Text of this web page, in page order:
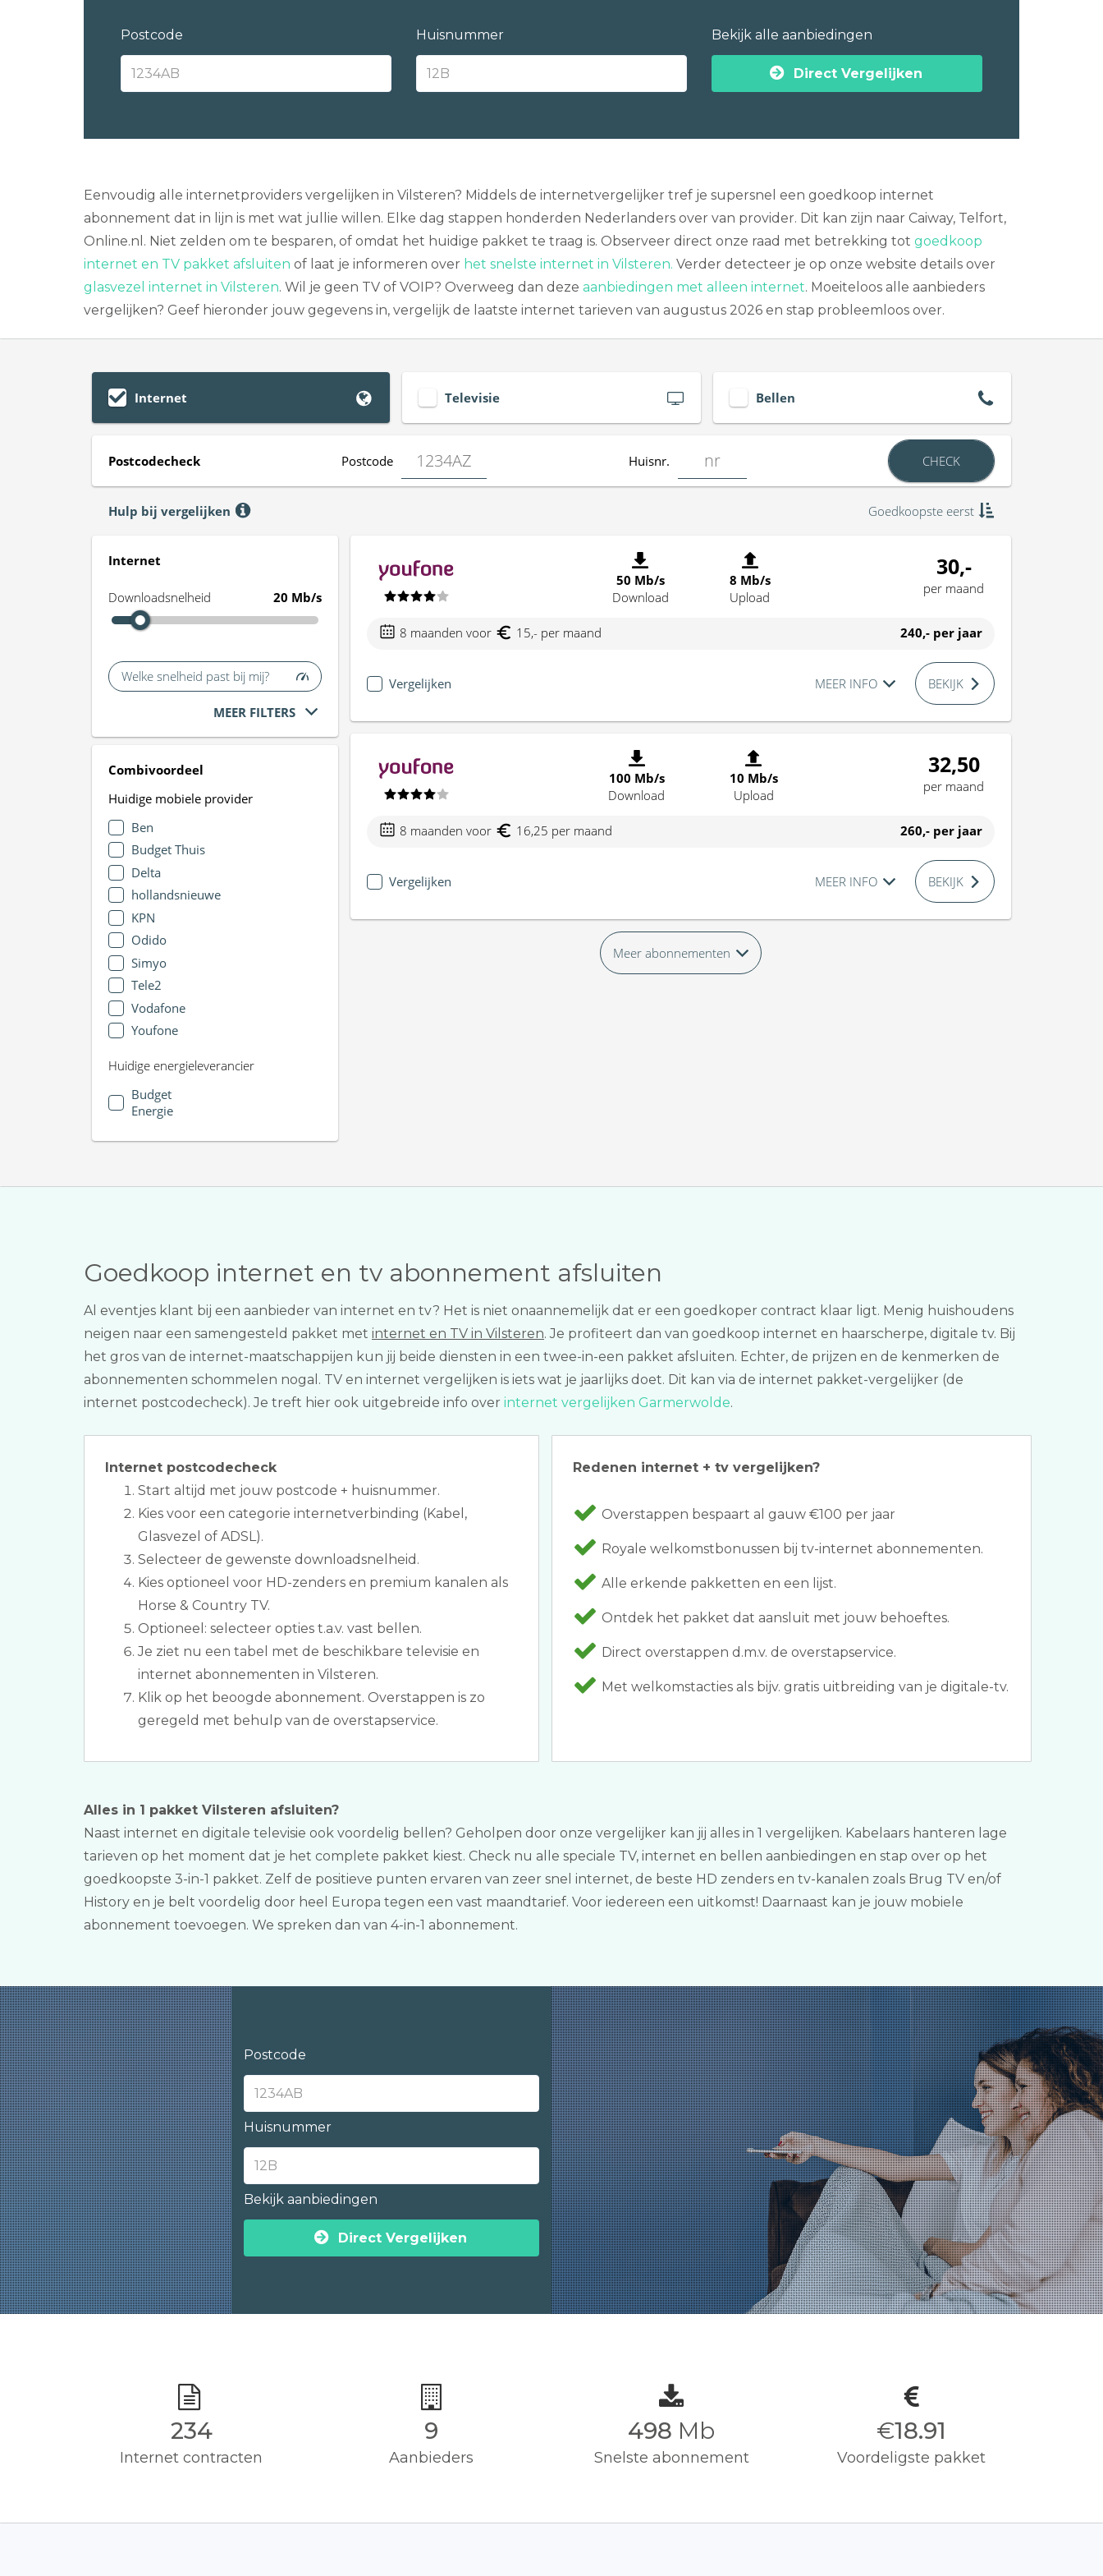
Postcode Huisnummer Bekijk alle aanbiedingen
Direct Vergelijken
Eenvoudig alle internetproviders vergelijken in Vilsteren? Middels de internetvergelijker tref je supersnel een goedkoop internet
abonnement dat in lijn is met wat jullie willen. Elke dag stappen honderden Nederlanders over van provider. Dit kan zijn naar Caiway, Telfort,
Online.nl. Niet zelden om te besparen, of omdat het huidige pakket te traag is. Observeer direct onze raad met betrekking tot goedkoop
internet en TV pakket afsluiten of laat je informeren over het snelste internet in Vilsteren. Verder detecteer je op onze website details over
glasvezel internet in Vilsteren. Wil je geen TV of VOIP? Overweeg dan deze aanbiedingen met alleen internet. Moeiteloos alle aanbieders
vergelijken? Geef hieronder jouw gegevens in, vergelijk de laatste internet tarieven van augustus 2026 en stap probleemloos over.
Internet Televisie Bellen
Postcodecheck Postcode Huisnr. CHECK
Hulp bij vergelijken Goedkoopste eerst
Internet
Downloadsnelheid 20 Mb/s
Welke snelheid past bij mij?
MEER FILTERS
Combivoordeel
Huidige mobiele provider
Ben
Budget Thuis
Delta
hollandsnieuwe
KPN
Odido
Simyo
Tele2
Vodafone
Youfone
Huidige energieleverancier
Budget
Energie
50 Mb/s
Download
8 Mb/s
Upload
30,-
per maand
8 maanden voor 15,- per maand 240,- per jaar
Vergelijken MEER INFO BEKIJK
100 Mb/s
Download
10 Mb/s
Upload
32,50
per maand
8 maanden voor 16,25 per maand 260,- per jaar
Vergelijken MEER INFO BEKIJK
Meer abonnementen
Goedkoop internet en tv abonnement afsluiten
Al eventjes klant bij een aanbieder van internet en tv? Het is niet onaannemelijk dat er een goedkoper contract klaar ligt. Menig huishoudens
neigen naar een samengesteld pakket met internet en TV in Vilsteren. Je profiteert dan van goedkoop internet en haarscherpe, digitale tv. Bij
het gros van de internet-maatschappijen kun jij beide diensten in een twee-in-een pakket afsluiten. Echter, de prijzen en de kenmerken de
abonnementen schommelen nogal. TV en internet vergelijken is iets wat je jaarlijks doet. Dit kan via de internet pakket-vergelijker (de
internet postcodecheck). Je treft hier ook uitgebreide info over internet vergelijken Garmerwolde.
Internet postcodecheck
Start altijd met jouw postcode + huisnummer.
Kies voor een categorie internetverbinding (Kabel,
Glasvezel of ADSL).
Selecteer de gewenste downloadsnelheid.
Kies optioneel voor HD-zenders en premium kanalen als
Horse & Country TV.
Optioneel: selecteer opties t.a.v. vast bellen.
Je ziet nu een tabel met de beschikbare televisie en
internet abonnementen in Vilsteren.
Klik op het beoogde abonnement. Overstappen is zo
geregeld met behulp van de overstapservice.
Redenen internet + tv vergelijken?
Overstappen bespaart al gauw €100 per jaar
Royale welkomstbonussen bij tv-internet abonnementen.
Alle erkende pakketten en een lijst.
Ontdek het pakket dat aansluit met jouw behoeftes.
Direct overstappen d.m.v. de overstapservice.
Met welkomstacties als bijv. gratis uitbreiding van je digitale-tv.
Alles in 1 pakket Vilsteren afsluiten?
Naast internet en digitale televisie ook voordelig bellen? Geholpen door onze vergelijker kan jij alles in 1 vergelijken. Kabelaars hanteren lage
tarieven op het moment dat je het complete pakket kiest. Check nu alle speciale TV, internet en bellen aanbiedingen en stap over op het
goedkoopste 3-in-1 pakket. Zelf de positieve punten ervaren van zeer snel internet, de beste HD zenders en tv-kanalen zoals Brug TV en/of
History en je belt voordelig door heel Europa tegen een vast maandtarief. Voor iedereen een uitkomst! Daarnaast kan je jouw mobiele
abonnement toevoegen. We spreken dan van 4-in-1 abonnement.
Postcode
Huisnummer
Bekijk aanbiedingen
Direct Vergelijken
235
Internet contracten
9
Aanbieders
500 Mb
Snelste abonnement
€19.00
Voordeligste pakket